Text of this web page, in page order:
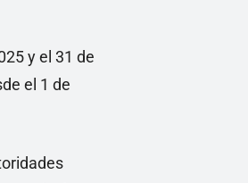
y el 31 de
el 1 de